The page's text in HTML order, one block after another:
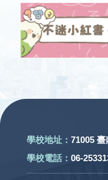
學校地址： 71005
學校電話： 06-